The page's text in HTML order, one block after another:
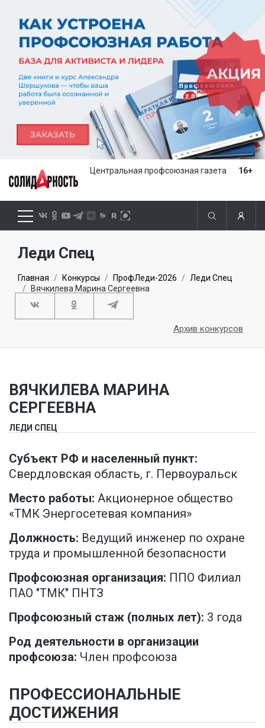
Центральная профсоюзная газета 16+
Леди Спец
Главная Конкурсы ПрофЛеди-2026
Леди Спец
Вячкилева Марина Сергеевна
Архив конкурсов
ВЯЧКИЛЕВА МАРИНА
СЕРГЕЕВНА
ЛЕДИ СПЕЦ
Субъект РФ и населенный пункт:
Свердловская область, г. Первоуральск
Место работы: Акционерное общество
«ТМК Энергосетевая компания»
Должность: Ведущий инженер по охране
труда и промышленной безопасности
Профсоюзная организация: ППО Филиал
ПАО "ТМК" ПНТЗ
Профсоюзный стаж (полных лет): 3 года
Род деятельности в организации
профсоюза: Член профсоюза
ПРОФЕССИОНАЛЬНЫЕ
ДОСТИЖЕНИЯ